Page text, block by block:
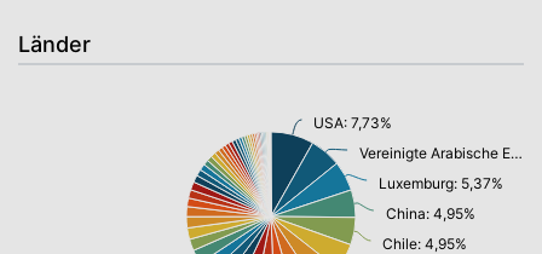
Länder
USA: 7,73%
Vereinigte Arabische Emirate: 5,63%
Luxemburg: 5,37%
China: 4,95%
Chile: 4,95%